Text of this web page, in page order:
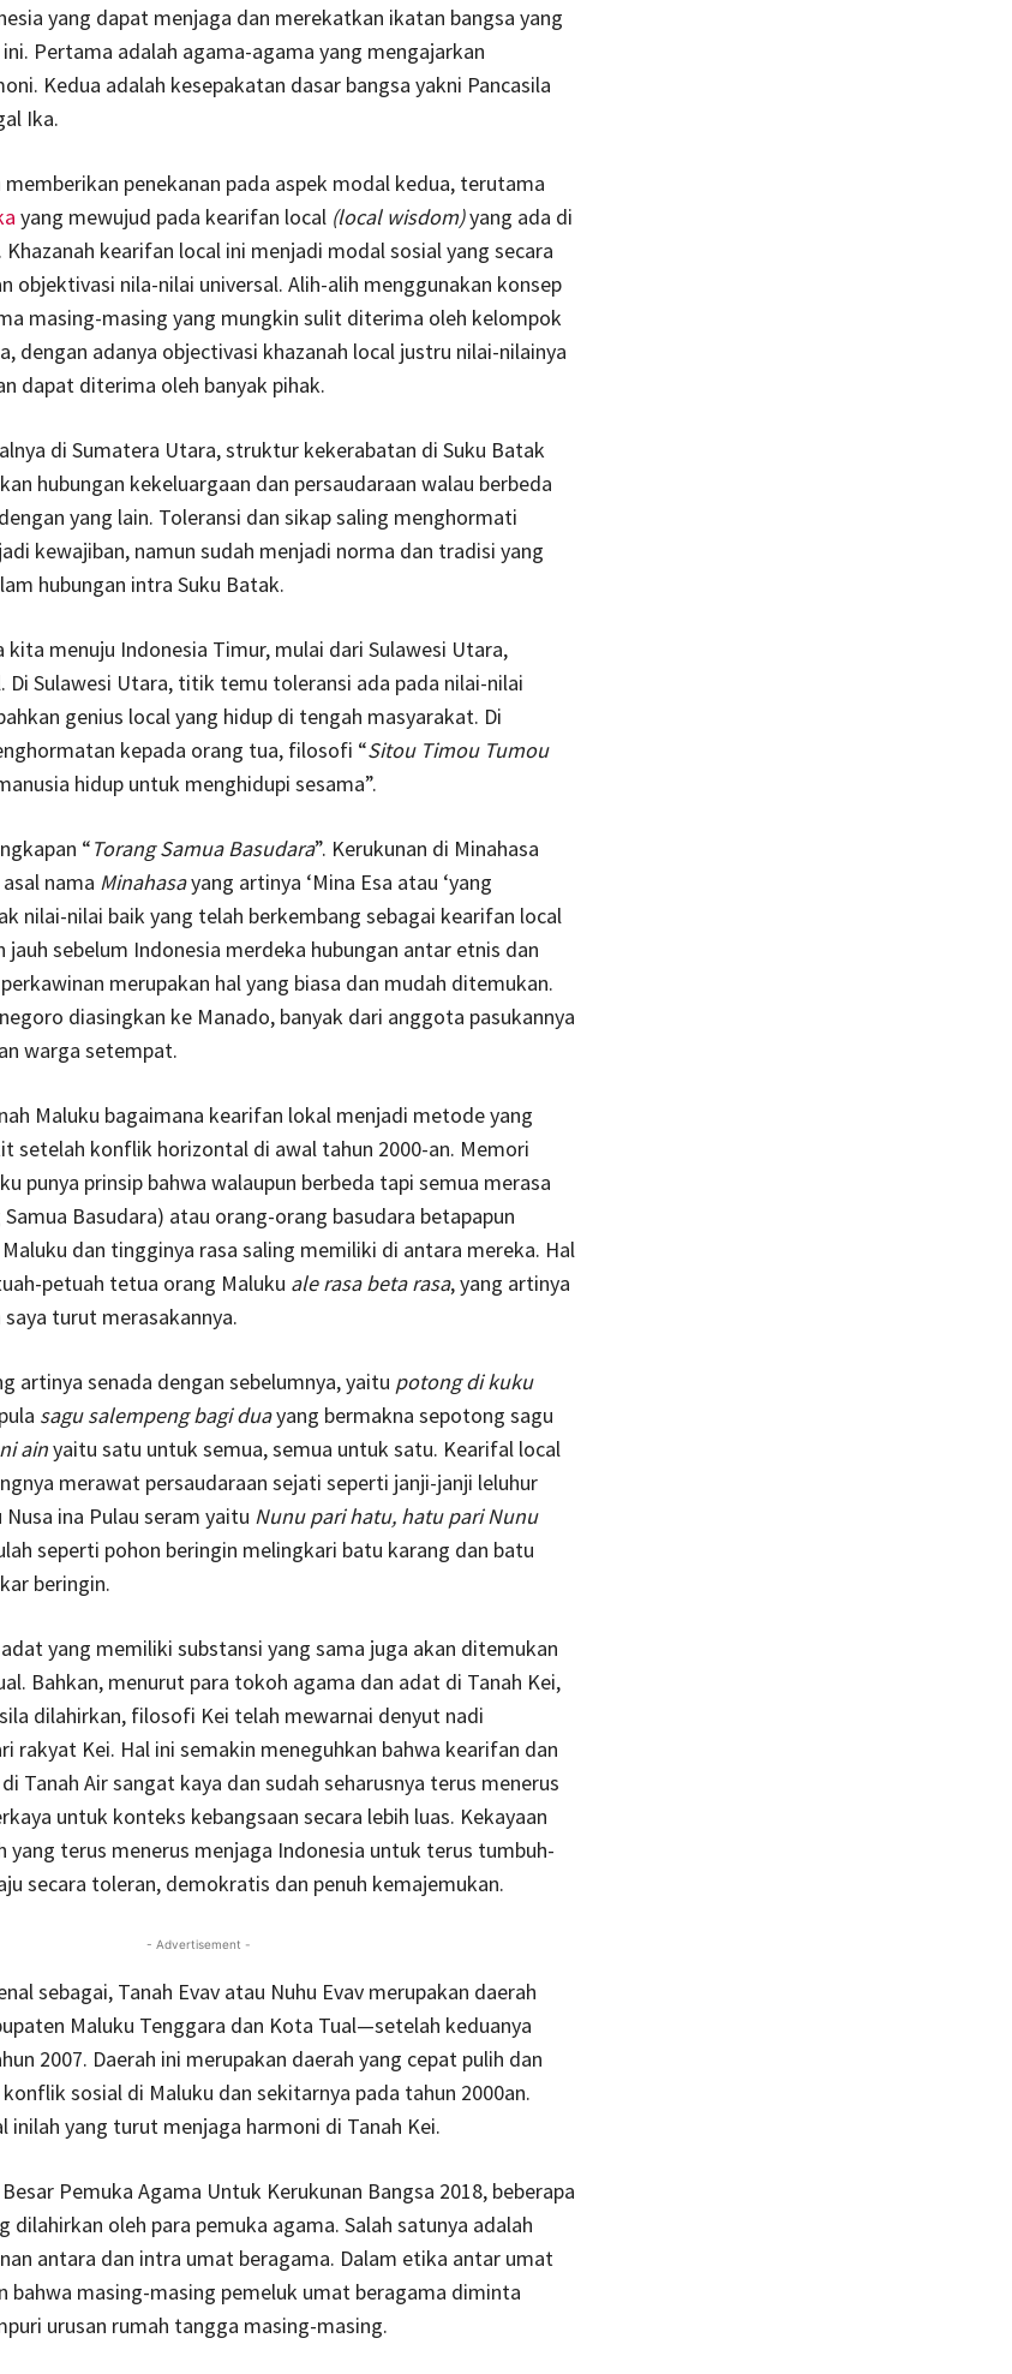
yang dapat menjaga dan merekatkan ikatan bangsa yang
Pertama adalah agama-agama yang mengajarkan
Kedua adalah kesepakatan dasar bangsa yakni Pancasila
Ika.
penekanan pada aspek modal kedua, terutama
yang mewujud pada kearifan local(local wisdom)yang ada di
kearifan local ini menjadi modal sosial yang secara
objektivasi nila-nilai universal. Alih-alih menggunakan konsep
masing-masing yang mungkin sulit diterima oleh kelompok
dengan adanya objectivasi khazanah local justru nilai-nilainya
dapat diterima oleh banyak pihak.
di Sumatera Utara, struktur kekerabatan di Suku Batak
hubungan kekeluargaan dan persaudaraan walau berbeda
yang lain. Toleransi dan sikap saling menghormati
kewajiban, namun sudah menjadi norma dan tradisi yang
hubungan intra Suku Batak.
kita menuju Indonesia Timur, mulai dari Sulawesi Utara,
Di Sulawesi Utara, titik temu toleransi ada pada nilai-nilai
genius local yang hidup di tengah masyarakat. Di
kepada orang tua, filosofi “Sitou Timou Tumou
hidup untuk menghidupi sesama”.
“Torang Samua Basudara”. Kerukunan di Minahasa
nama Minahasayang artinya ‘Mina Esa atau ‘yang
nilai-nilai baik yang telah berkembang sebagai kearifan local
jauh sebelum Indonesia merdeka hubungan antar etnis dan
merupakan hal yang biasa dan mudah ditemukan.
diasingkan ke Manado, banyak dari anggota pasukannya
warga setempat.
Maluku bagaimana kearifan lokal menjadi metode yang
setelah konflik horizontal di awal tahun 2000-an. Memori
punya prinsip bahwa walaupun berbeda tapi semua merasa
Basudara) atau orang-orang basudara betapapun
dan tingginya rasa saling memiliki di antara mereka. Hal
petuah tetua orang Maluku ale rasa beta rasa, yang artinya
turut merasakannya.
artinya senada dengan sebelumnya, yaitu potong di kuku
sagu salempeng bagi duayang bermakna sepotong sagu
ainyaitu satu untuk semua, semua untuk satu. Kearifal local
merawat persaudaraan sejati seperti janji-janji leluhur
ina Pulau seram yaitu Nunu pari hatu, hatu pari Nunu
seperti pohon beringin melingkari batu karang dan batu
beringin.
yang memiliki substansi yang sama juga akan ditemukan
Bahkan, menurut para tokoh agama dan adat di Tanah Kei,
dilahirkan, filosofi Kei telah mewarnai denyut nadi
rakyat Kei. Hal ini semakin meneguhkan bahwa kearifan dan
Tanah Air sangat kaya dan sudah seharusnya terus menerus
untuk konteks kebangsaan secara lebih luas. Kekayaan
yang terus menerus menjaga Indonesia untuk terus tumbuh-
secara toleran, demokratis dan penuh kemajemukan.
- Advertisement -
sebagai, Tanah Evav atau Nuhu Evav merupakan daerah
Maluku Tenggara dan Kota Tual—setelah keduanya
2007. Daerah ini merupakan daerah yang cepat pulih dan
sosial di Maluku dan sekitarnya pada tahun 2000an.
inilah yang turut menjaga harmoni di Tanah Kei.
Pemuka Agama Untuk Kerukunan Bangsa 2018, beberapa
dilahirkan oleh para pemuka agama. Salah satunya adalah
antara dan intra umat beragama. Dalam etika antar umat
bahwa masing-masing pemeluk umat beragama diminta
urusan rumah tangga masing-masing.